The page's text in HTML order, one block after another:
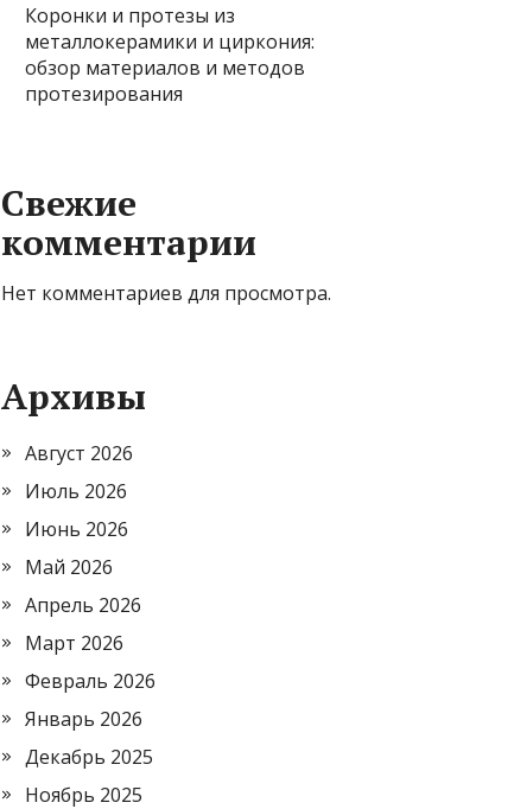
Коронки и протезы из
металлокерамики и циркония:
обзор материалов и методов
протезирования
Свежие
комментарии
Нет комментариев для просмотра.
Архивы
Август 2026
Июль 2026
Июнь 2026
Май 2026
Апрель 2026
Март 2026
Февраль 2026
Январь 2026
Декабрь 2025
Ноябрь 2025